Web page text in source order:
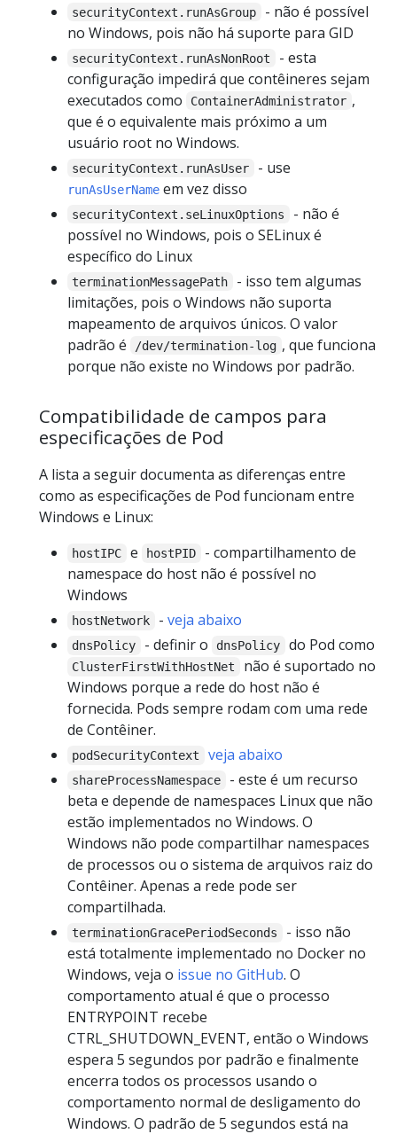
securityContext.runAsGroup
- não é possível
no Windows, pois não há suporte para GID
securityContext.runAsNonRoot
- esta
configuração impedirá que contêineres sejam
executados como
ContainerAdministrator ,
que é o equivalente mais próximo a um
usuário root no Windows.
securityContext.runAsUser - use
runAsUserName em vez disso
securityContext.seLinuxOptions
- não é
possível no Windows, pois o SELinux é
específico do Linux
terminationMessagePath
- isso tem algumas
limitações, pois o Windows não suporta
mapeamento de arquivos únicos. O valor
padrão é
/dev/termination-log , que funciona
porque não existe no Windows por padrão.
Compatibilidade de campos para
especificações de Pod
A lista a seguir documenta as diferenças entre
como as especificações de Pod funcionam entre
Windows e Linux:
hostIPC e hostPID
- compartilhamento de
namespace do host não é possível no
Windows
hostNetwork - veja abaixo
dnsPolicy - definir o dnsPolicy do Pod como
ClusterFirstWithHostNet
não é suportado no
Windows porque a rede do host não é
fornecida. Pods sempre rodam com uma rede
de Contêiner.
podSecurityContext veja abaixo
shareProcessNamespace
- este é um recurso
beta e depende de namespaces Linux que não
estão implementados no Windows. O
Windows não pode compartilhar namespaces
de processos ou o sistema de arquivos raiz do
Contêiner. Apenas a rede pode ser
compartilhada.
terminationGracePeriodSeconds
- isso não
está totalmente implementado no Docker no
Windows, veja o issue no GitHub. O
comportamento atual é que o processo
ENTRYPOINT recebe
CTRL_SHUTDOWN_EVENT, então o Windows
espera 5 segundos por padrão e finalmente
encerra todos os processos usando o
comportamento normal de desligamento do
Windows. O padrão de 5 segundos está na